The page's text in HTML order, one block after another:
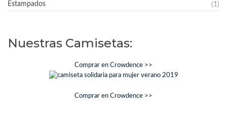
Estampados (1)
Nuestras Camisetas:
Comprar en Crowdence >>
Comprar en Crowdence >>